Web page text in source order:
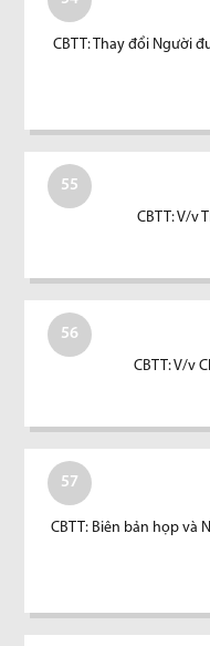
CBTT: Thay đổi Người
55
CBTT: V/v
56
CBTT: V/v
57
CBTT: Biên bản họp